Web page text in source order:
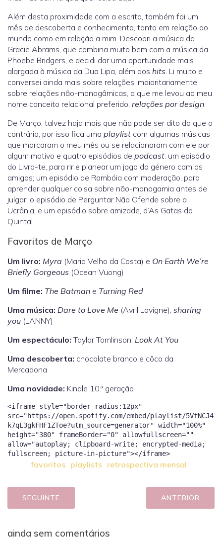
Além desta proximidade com a escrita, também foi um
mês de descoberta e conhecimento, tanto em relação ao
mundo como em relação a mim. Descobri a música da
Gracie Abrams, que combina muito bem com a música da
Phoebe Bridgers, e decidi dar uma oportunidade mais
alargada à música da Dua Lipa, além dos hits. Li muito e
conversei ainda mais sobre relações, maioritariamente
sobre relações não-monogâmicas, o que me levou ao meu
nome conceito relacional preferido: relações por design.
De Março, talvez haja mais que não pode ser dito do que o
contrário, por isso fica uma playlist com algumas músicas
que marcaram o meu mês ou se relacionaram com ele por
algum motivo e quatro episódios de podcast: um episódio
do Livra-te, para rir e planear um jogo do género com os
amigos; um episódio de Rambóia com moderação, para
aprender qualquer coisa sobre não-monogamia antes de
julgar; o episódio de Perguntar Não Ofende sobre a
Ucrânia; e um episódio sobre amizade, d’As Gatas do
Quintal.
Favoritos de Março
Um livro: Myra (Maria Velho da Costa) e On Earth We’re
Briefly Gorgeous (Ocean Vuong)
Um filme: The Batman e Turning Red
Uma música: Dare to Love Me (Avril Lavigne), sharing
you (LANNY)
Um espectáculo: Taylor Tomlinson: Look At You
Uma descoberta: chocolate branco e côco da
Mercadona
Uma novidade: Kindle 10.ª geração
<iframe style="border-radius:12px"
src="https://open.spotify.com/embed/playlist/5VfNCJ4
k7qL3gkFHF1ZToe?utm_source=generator" width="100%"
height="380" frameBorder="0" allowfullscreen=""
allow="autoplay; clipboard-write; encrypted-media;
favoritos playlists retrospectiva mensal
SEGUINTE ANTERIOR
ainda sem comentários